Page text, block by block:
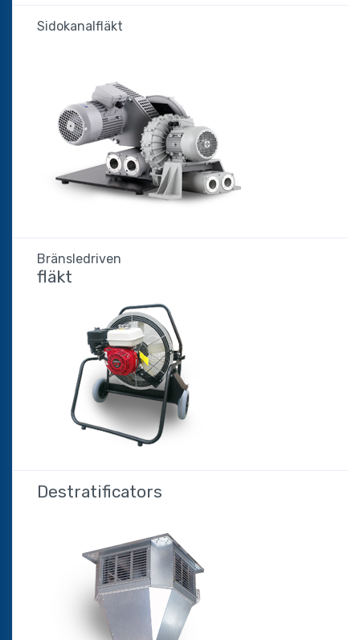
Sidokanalfläkt
Bränsledriven
fläkt
Destratificators